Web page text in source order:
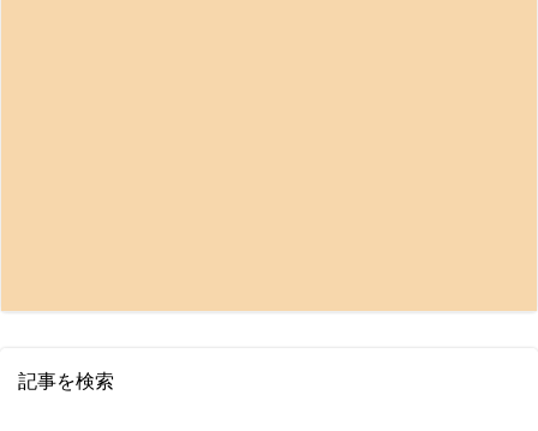
記事を検索